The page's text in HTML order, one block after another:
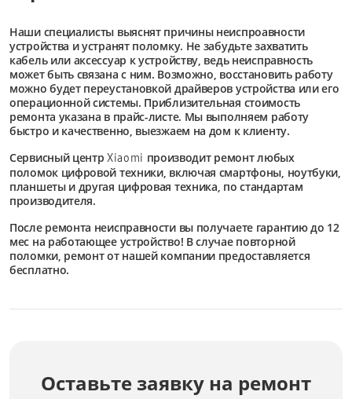
Наши специалисты выяснят причины неиспроавности
устройства и устранят поломку. Не забудьте захватить
кабель или аксессуар к устройству, ведь неисправность
может быть связана с ним. Возможно, восстановить работу
можно будет переустановкой драйверов устройства или его
операционной системы. Приблизительная стоимость
ремонта указана в прайс-листе. Мы выполняем работу
быстро и качественно, выезжаем на дом к клиенту.
Сервисный центрXiaomi производит ремонт любых
поломок цифровой техники, включая смартфоны, ноутбуки,
планшеты и другая цифровая техника, по стандартам
производителя.
После ремонта неисправности вы получаете гарантию до 12
мес на работающее устройство! В случае повторной
поломки, ремонт от нашей компании предоставляется
бесплатно.
Оставьте заявку на ремонт